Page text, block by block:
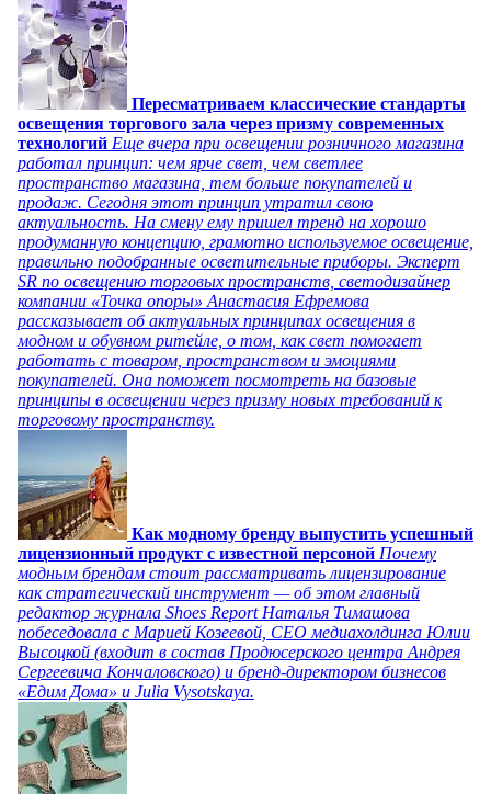
Пересматриваем классические стандарты
освещения торгового зала через призму современных
технологий Еще вчера при освещении розничного магазина
работал принцип: чем ярче свет, чем светлее
пространство магазина, тем больше покупателей и
продаж. Сегодня этот принцип утратил свою
актуальность. На смену ему пришел тренд на хорошо
продуманную концепцию, грамотно используемое освещение,
правильно подобранные осветительные приборы. Эксперт
SR по освещению торговых пространств, светодизайнер
компании «Точка опоры» Анастасия Ефремова
рассказывает об актуальных принципах освещения в
модном и обувном ритейле, о том, как свет помогает
работать с товаром, пространством и эмоциями
покупателей. Она поможет посмотреть на базовые
принципы в освещении через призму новых требований к
торговому пространству.
Как модному бренду выпустить успешный
лицензионный продукт с известной персоной Почему
модным брендам стоит рассматривать лицензирование
как стратегический инструмент — об этом главный
редактор журнала Shoes Report Наталья Тимашова
побеседовала с Марией Козеевой, СЕО медиахолдинга Юлии
Высоцкой (входит в состав Продюсерского центра Андрея
Сергеевича Кончаловского) и бренд-директором бизнесов
«Едим Дома» и Julia Vysotskaya.